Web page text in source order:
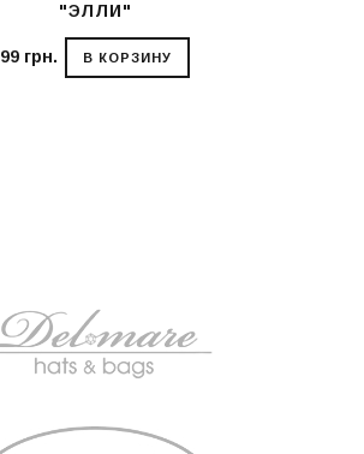
"ЭЛЛИ"
99 грн. В КОРЗИНУ